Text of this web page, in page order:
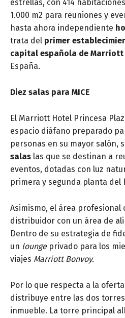
estrellas, con 414
1.000 m2 para reuniones y
hasta ahora independiente
trata del primer
capital española de Marriott
España.
Diez salas para MICE
El Marriott Hotel Princesa
espacio diáfano preparado
personas en su mayor salón,
salas las que se destinan a
eventos, dotadas con luz
primera y segunda planta del
Asimismo, el área profesional
distribuidor con un área de
Dentro de su estrategia de
un loungeprivado para los
viajes Marriott Bonvoy.
Por lo que respecta a la
distribuye entre las dos
inmueble. La torre principal